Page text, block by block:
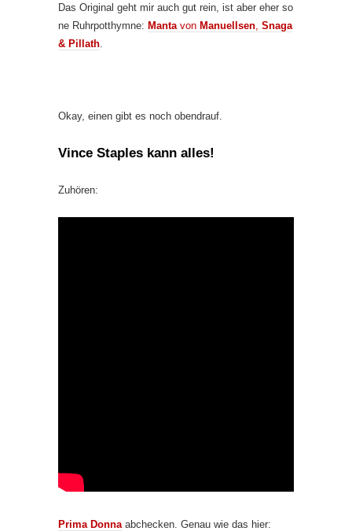
Das Original geht mir auch gut rein, ist aber eher so
ne Ruhrpotthymne: Manta von Manuellsen Snaga
& Pillath
Okay, einen gibt es noch obendrauf.
Vince Staples kann alles!
Zuhören:
Prima Donna abchecken. Genau wie das hier: